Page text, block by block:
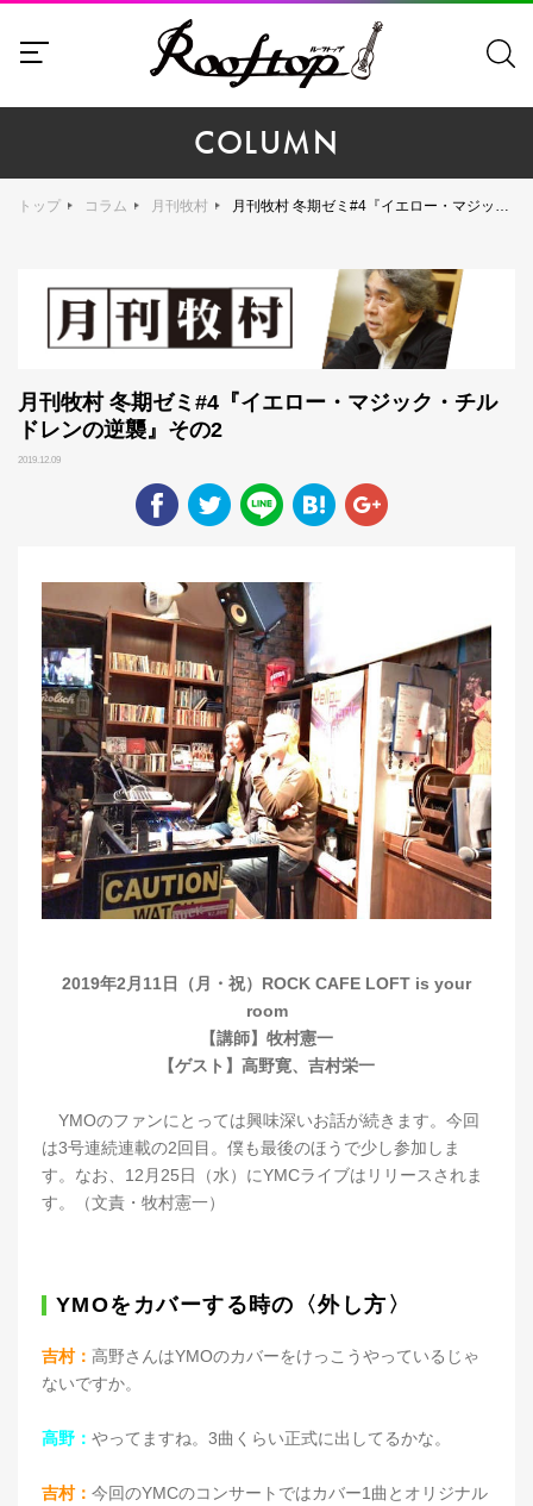
COLUMN
トップ コラム 月刊牧村 月刊牧村 冬期ゼミ#4『イエロー・マジック・チルドレンの逆襲』その2
月刊牧村 冬期ゼミ#4『イエロー・マジック・チル
ドレンの逆襲』その2
2019.12.09
2019年2月11日（月・祝）ROCK CAFE LOFT is your
room
【講師】牧村憲一
【ゲスト】高野寛、吉村栄一
YMOのファンにとっては興味深いお話が続きます。今回
は3号連続連載の2回目。僕も最後のほうで少し参加しま
す。なお、12月25日（水）にYMCライブはリリースされま
す。（文責・牧村憲一）
YMOをカバーする時の〈外し方〉
吉村： 高野さんはYMOのカバーをけっこうやっているじゃ
ないですか。
高野： やってますね。3曲くらい正式に出してるかな。
吉村： 今回のYMCのコンサートではカバー1曲とオリジナル